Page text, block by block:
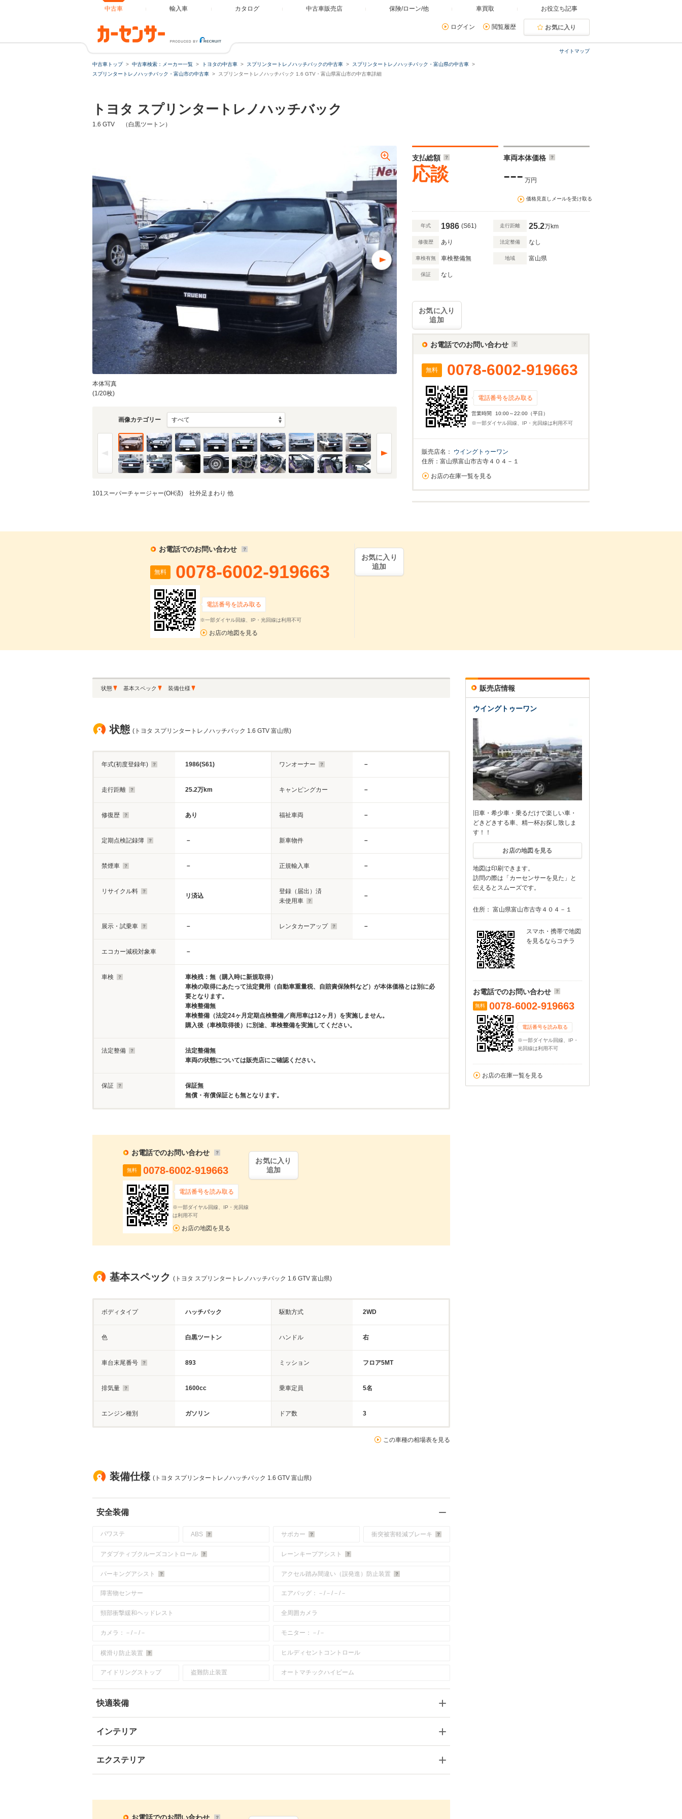
中古車 輸入車 カタログ 中古車販売店 保険/ローン/他 車買取 お役立ち記事
ログイン 閲覧履歴 お気に入り
サイトマップ
中古車トップ 中古車検索：メーカー一覧 トヨタの中古車 スプリンタートレノハッチバックの中古車
スプリンタートレノハッチバック・富山県の中古車
スプリンタートレノハッチバック・富山市の中古車
スプリンタートレノハッチバック 1.6 GTV・富山県富山市の中古車詳細
トヨタ スプリンタートレノハッチバック
1.6 GTV （白黒ツートン）
本体写真
(1/20枚)
画像カテゴリー
101スーパーチャージャー(OH済) 社外足まわり 他
支払総額
応談
車両本体価格
--- 万円
価格見直しメールを受け取る
年式 1986 (S61) 走行距離 25.2万km
修復歴 あり 法定整備 なし
車検有無 車検整備無 地域 富山県
保証 なし
お気に入り
追加
お電話でのお問い合わせ
無料 0078-6002-919663
電話番号を読み取る
営業時間
10:00～22:00（平日）
※一部ダイヤル回線、IP・光回線は利用不可
販売店名： ウイングトゥーワン
住所：富山県富山市古寺４０４－１
お店の在庫一覧を見る
お電話でのお問い合わせ
無料 0078-6002-919663
電話番号を読み取る
※一部ダイヤル回線、IP・光回線は利用不可
お店の地図を見る
お気に入り
追加
状態 基本スペック 装備仕様
状態 (トヨタ スプリンタートレノハッチバック 1.6 GTV 富山県)
年式(初度登録年) 1986(S61) ワンオーナー －
走行距離 25.2万km キャンピングカー －
修復歴 あり 福祉車両 －
定期点検記録簿 － 新車物件 －
禁煙車 － 正規輸入車 －
リサイクル料
リ済込
登録（届出）済
未使用車
－
展示・試乗車 － レンタカーアップ －
エコカー減税対象車 －
車検
車検残：無（購入時に新規取得）
車検の取得にあたって法定費用（自動車重量税、自賠責保険料など）が本体価格とは別に必
要となります。
車検整備無
車検整備（法定24ヶ月定期点検整備／商用車は12ヶ月）を実施しません。
購入後（車検取得後）に別途、車検整備を実施してください。
法定整備
法定整備無
車両の状態については販売店にご確認ください。
保証
保証無
無償・有償保証とも無となります。
お電話でのお問い合わせ
無料 0078-6002-919663
電話番号を読み取る
※一部ダイヤル回線、IP・光回線
は利用不可
お店の地図を見る
お気に入り
追加
基本スペック (トヨタ スプリンタートレノハッチバック 1.6 GTV 富山県)
ボディタイプ ハッチバック 駆動方式 2WD
色 白黒ツートン ハンドル 右
車台末尾番号 893 ミッション フロア5MT
排気量 1600cc 乗車定員 5名
エンジン種別 ガソリン ドア数 3
この車種の相場表を見る
装備仕様 (トヨタ スプリンタートレノハッチバック 1.6 GTV 富山県)
安全装備
パワステ ABS サポカー 衝突被害軽減ブレーキ
アダプティブクルーズコントロール レーンキープアシスト
パーキングアシスト アクセル踏み間違い（誤発進）防止装置
障害物センサー エアバッグ：－/－/－/－
頸部衝撃緩和ヘッドレスト 全周囲カメラ
カメラ：－/－/－ モニター：－/－
横滑り防止装置 ヒルディセントコントロール
アイドリングストップ 盗難防止装置 オートマチックハイビーム
快適装備
インテリア
エクステリア
販売店情報
ウイングトゥーワン
旧車・希少車・乗るだけで楽しい車・
どきどきする車、精一杯お探し致しま
す！！
お店の地図を見る
地図は印刷できます。
訪問の際は「カーセンサーを見た」と
伝えるとスムーズです。
住所： 富山県富山市古寺４０４－１
スマホ・携帯で地図
を見るならコチラ
お電話でのお問い合わせ
無料 0078-6002-919663
電話番号を読み取る
※一部ダイヤル回線、IP・
光回線は利用不可
お店の在庫一覧を見る